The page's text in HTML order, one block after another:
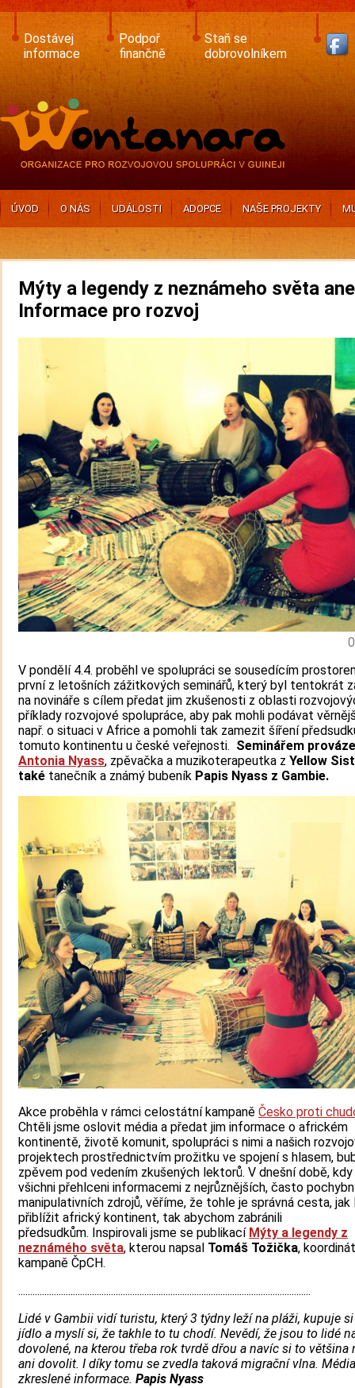
Skip
main
content
Dostávej
informace
Podpoř
finančně
Staň se
dobrovolníkem
ÚVOD O NÁS UDÁLOSTI ADOPCE NAŠE PROJEKTY
Mýty a legendy z neznámeho světa
Informace pro rozvoj
V pondělí 4.4. proběhl ve spolupráci se sousedícím
první z letošních zážitkových seminářů, který byl tentokrát
na novináře s cílem předat jim zkušenosti z oblasti
příklady rozvojové spolupráce, aby pak mohli podávat
např. o situaci v Africe a pomohli tak zamezit šíření
tomuto kontinentu u české veřejnosti. Seminářem
Antonia Nyass, zpěvačka a muzikoterapeutka z Yellow
také tanečník a známý bubeník Papis Nyass z Gambie.
Akce proběhla v rámci celostátní kampaně Česko proti
Chtěli jsme oslovit média a předat jim informace o africkém
kontinentě, životě komunit, spolupráci s nimi a našich
projektech prostřednictvím prožitku ve spojení s hlasem,
zpěvem pod vedením zkušených lektorů. V dnešní době, kdy
všichni přehlceni informacemi z nejrůznějších, často
manipulativních zdrojů, věříme, že tohle je správná cesta, jak
přiblížit africký kontinent, tak abychom zabránili
předsudkům. Inspirovali jsme se publikací Mýty a legendy z
neznámého světa, kterou napsal Tomáš Tožička,
kampaně ČpCH.
...........................................................................................................................
Lidé v Gambii vidí turistu, který 3 týdny leží na pláži, kupuje
jídlo a myslí si, že takhle to tu chodí. Nevědí, že jsou to lidé
dovolené, na kterou třeba rok tvrdě dřou a navíc si to většina
ani dovolit. I díky tomu se zvedla taková migrační vlna.
zkreslené informace. Papis Nyass